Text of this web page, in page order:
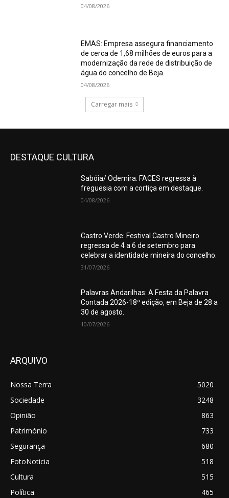
04/08/2026
EMAS: Empresa assegura financiamento
de cerca de 1,68 milhões de euros para a
modernização da rede de distribuição de
água do concelho de Beja.
04/08/2026
Carregar mais
DESTAQUE CULTURA
Sabóia/ Odemira: FACES regressa à
freguesia com a cortiça em destaque.
04/08/2026
Castro Verde: Festival Castro Mineiro
regressa de 4 a 6 de setembro para
celebrar a identidade mineira do concelho.
31/07/2026
Palavras Andarilhas: A Festa da Palavra
Contada 2026-18ª edição, em Beja de 28 a
30 de agosto.
10/07/2026
ARQUIVO
Nossa Terra
5020
Sociedade
3248
Opinião
863
Património
733
Segurança
680
FotoNoticia
518
Cultura
515
Política
465